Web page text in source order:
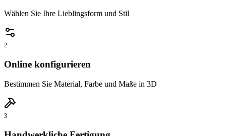
Wählen Sie Ihre Lieblingsform und Stil
2
Online konfigurieren
Bestimmen Sie Material, Farbe und Maße in 3D
3